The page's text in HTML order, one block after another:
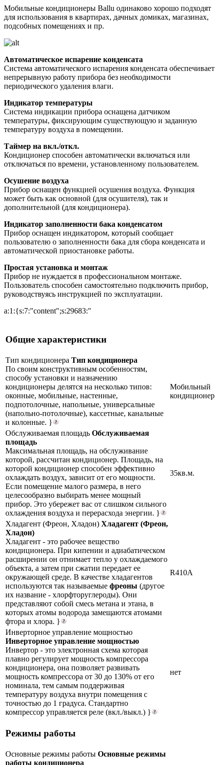
Мобильные кондиционеры Ballu одинаково хорошо подходят
для использования в квартирах, дачных домиках, магазинах,
подсобных помещениях и пр.
Автоматическое испарение конденсата
Система автоматического испарения конденсата обеспечивает
непрерывную работу прибора без необходимости
периодического удаления влаги.
Индикатор температуры
Система индикации прибора оснащена датчиком
температуры, фиксирующим существующую и заданную
температуру воздуха в помещении.
Таймер на вкл./откл.
Кондиционер способен автоматически включаться или
отключаться по времени, установленному пользователем.
Осушение воздуха
Прибор оснащен функцией осушения воздуха. Функция
может быть как основной (для осушителя), так и
дополнительной (для кондиционера).
Индикатор заполненности бака конденсатом
Прибор оснащен индикатором, который сообщает
пользователю о заполненности бака для сбора конденсата и
автоматической приостановке работы.
Простая установка и монтаж
Прибор не нуждается в профессиональном монтаже.
Пользователь способен самостоятельно подключить прибор,
руководствуясь инструкцией по эксплуатации.
a:1:{s:7:"content";s:29683:"
Общие характеристики
Тип кондиционера Тип кондиционера
По своим конструктивным особенностям,
способу установки и назначению
кондиционеры делятся на несколько типов:
оконные, мобильные, настенные,
подпотолочные, напольные, универсальные
(напольно-потолочные), кассетные, канальные
и колонные. }
Мобильный
кондиционер
Обслуживаемая площадь Обслуживаемая
площадь
Максимальная площадь, на обслуживание
которой, рассчитан кондиционер. Площадь, на
которой кондиционер способен эффективно
охлаждать воздух, зависит от его мощности.
Если помещение малого размера, в него
целесообразно выбирать менее мощный
прибор. Это убережет вас от слишком сильного
охлаждения воздуха и перерасхода энергии. }
35кв.м.
Хладагент (Фреон, Хладон) Хладагент (Фреон,
Хладон)
Хладагент - это рабочее вещество
кондиционера. При кипении и адиабатическом
расширении он отнимает тепло у охлаждаемого
объекта, а затем при сжатии передает ее
окружающей среде. В качестве хладагентов
используются так называемые фреоны (другое
их название - хлорфторуглероды). Они
представляют собой смесь метана и этана, в
которых атомы водорода замещаются атомами
фтора и хлора. }
R410A
Инверторное управление мощностью
Инверторное управление мощностью
Инвертор - это электронная схема которая
плавно регулирует мощность компрессора
кондиционера, она позволяет развивать
мощность компрессора от 30 до 130% от его
номинала, тем самым поддерживая
температуру воздуха внутри помещения с
точностью до 1 градуса. Стандартно
компрессор управляется реле (вкл./выкл.) }
нет
Режимы работы
Основные режимы работы Основные режимы
работы кондиционера